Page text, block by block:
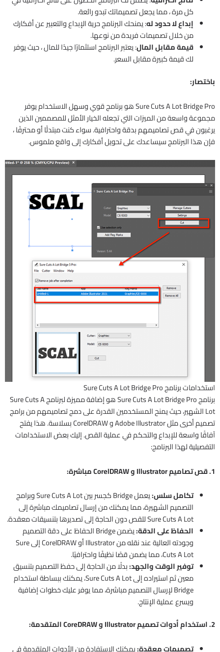
كل مرة ، مما يجعل تصميماتك تبدو رائعة.
إبداع لا حدود له: يمنحك البرنامج حرية الإبداع والتعبير عن أفكارك
من خلال تصميمات فريدة من نوعها.
قيمة مقابل المال: يعتبر البرنامج استثمارًا جيدًا للمال ، حيث يوفر
لك قيمة كبيرة مقابل السعر.
باختصار:
Sure Cuts A Lot Bridge Pro هو برنامج قوي وسهل الاستخدام يوفر
مجموعة واسعة من الميزات التي تجعله الخيار الأمثل للمصممين الذين
يرغبون في قص تصاميمهم بدقة واحترافية. سواء كنت مبتدئًا أو محترفًا ،
فإن هذا البرنامج سيساعدك على تحويل أفكارك إلى واقع ملموس.
استخدامات برنامج Sure Cuts A Lot Bridge Pro
برنامج Sure Cuts A Lot Bridge Pro هو إضافة مميزة لبرنامج Sure Cuts A
Lot الشهير، حيث يمنح المستخدمين القدرة على دمج تصاميمهم من برامج
تصميم أخرى مثل Adobe Illustrator و CorelDRAW بسلاسة. هذا يفتح
آفاقًا واسعة للإبداع والتحكم في عملية القص. إليك بعض الاستخدامات
التفصيلية لهذا البرنامج:
1. قص تصاميم Illustrator و CorelDRAW مباشرة:
تكامل سلس:
يعمل Bridge كجسر بين Sure Cuts A Lot وبرامج
التصميم الشهيرة، مما يمكنك من إرسال تصاميمك مباشرة إلى
Sure Cuts A Lot للقص دون الحاجة إلى تصديرها بتنسيقات معقدة.
الحفاظ على الدقة:
يضمن Bridge الحفاظ على دقة التصميم
وجودته العالية عند نقله من Illustrator أو CorelDRAW إلى Sure
Cuts A Lot، مما يضمن قصًا نظيفًا واحترافيًا.
توفير الوقت والجهد:بدلًا من الحاجة إلى حفظ التصميم بتنسيق
معين ثم استيراده إلى Sure Cuts A Lot، يمكنك ببساطة استخدام
Bridge لإرسال التصميم مباشرة، مما يوفر عليك خطوات إضافية
ويسرع عملية الإنتاج.
2. استخدام أدوات تصميم Illustrator و CoreDRAW المتقدمة:
تصميمات معقدة:يمكنك الاستفادة من الأدوات المتقدمة في